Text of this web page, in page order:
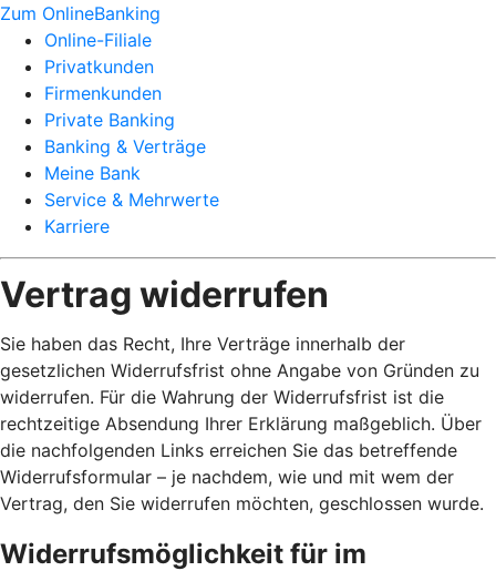
Zum OnlineBanking
Online-Filiale
Privatkunden
Firmenkunden
Private Banking
Banking & Verträge
Meine Bank
Service & Mehrwerte
Karriere
Vertrag widerrufen
Sie haben das Recht, Ihre Verträge innerhalb der
gesetzlichen Widerrufsfrist ohne Angabe von Gründen zu
widerrufen. Für die Wahrung der Widerrufsfrist ist die
rechtzeitige Absendung Ihrer Erklärung maßgeblich. Über
die nachfolgenden Links erreichen Sie das betreffende
Widerrufsformular – je nachdem, wie und mit wem der
Vertrag, den Sie widerrufen möchten, geschlossen wurde.
Widerrufsmöglichkeit für im